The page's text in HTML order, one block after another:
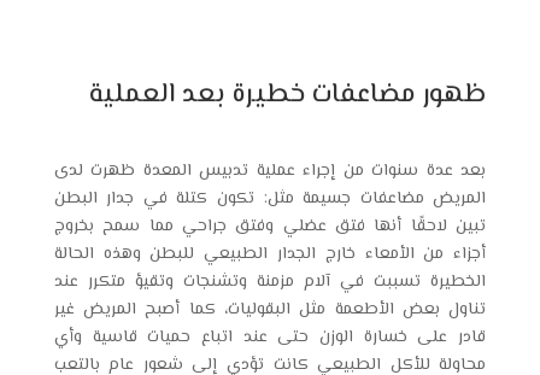
ظهور مضاعفات خطيرة بعد العملية
بعد عدة سنوات من إجراء عملية تدبيس المعدة ظهرت لدى
المريض مضاعفات جسيمة مثل: تكون كتلة في جدار البطن
تبين لاحقًا أنها فتق عضلي وفتق جراحي مما سمح بخروج
أجزاء من الأمعاء خارج الجدار الطبيعي للبطن وهذه الحالة
الخطيرة تسببت في آلام مزمنة وتشنجات وتقيؤ متكرر عند
تناول بعض الأطعمة مثل البقوليات، كما أصبح المريض غير
قادر على خسارة الوزن حتى عند اتباع حميات قاسية وأي
محاولة للأكل الطبيعي كانت تؤدي إلى شعور عام بالتعب